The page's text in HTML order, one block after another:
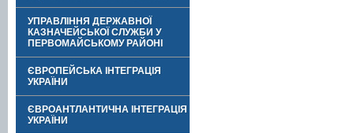
УПРАВЛІННЯ ДЕРЖАВНОЇ
КАЗНАЧЕЙСЬКОЇ СЛУЖБИ У
ПЕРВОМАЙСЬКОМУ РАЙОНІ
ЄВРОПЕЙСЬКА ІНТЕГРАЦІЯ
УКРАЇНИ
ЄВРОАНТЛАНТИЧНА ІНТЕГРАЦІЯ
УКРАЇНИ